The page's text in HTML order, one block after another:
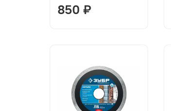
850 ₽